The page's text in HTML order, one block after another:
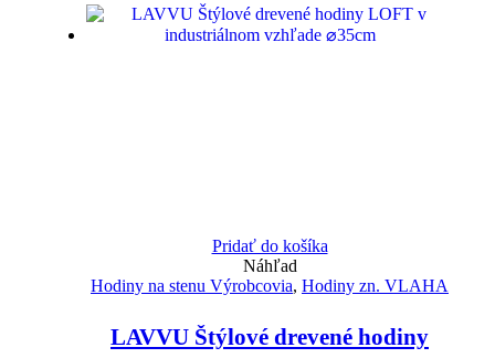
Pridať do košíka
Náhľad
Hodiny na stenu Výrobcovia, Hodiny zn. VLAHA
LAVVU Štýlové drevené hodiny